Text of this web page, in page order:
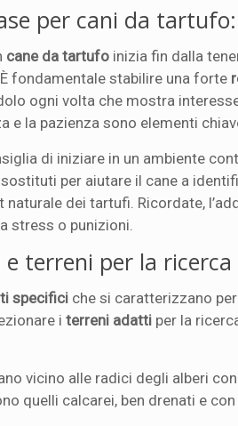
per cani da
cane da tartufo inizia fin dalla
fondamentale stabilire una forte
ogni volta che mostra
e la pazienza sono elementi
di iniziare in un ambiente
per aiutare il cane a
naturale dei tartufi. Ricordate,
stress o punizioni.
terreni per la
specifici che si caratterizzano
iterreni adatti per la
vicino alle radici degli alberi
quelli calcarei, ben drenati e